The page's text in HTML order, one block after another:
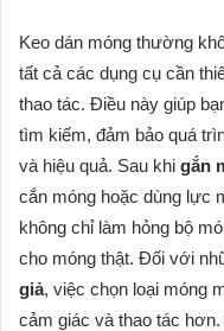
Keo dán móng thường
tất cả các dụng cụ cần
thao tác. Điều này giúp
tìm kiếm, đảm bảo quá
và hiệu quả. Sau khi gắn
cắn móng hoặc dùng lực
không chỉ làm hỏng bộ
cho móng thật. Đối với
giả, việc chọn loại móng
cảm giác và thao tác